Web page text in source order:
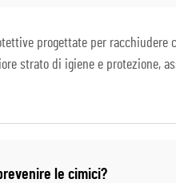
progettate per racchiudere
strato di igiene e protezione,
le cimici?